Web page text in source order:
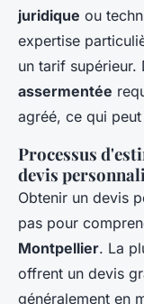
juridique ou
expertise
un tarif supérieur.
assermentée
agréé, ce qui
Processus
devis
Obtenir un devis
pas pour
Montpellier. La
offrent un devis
généralement en